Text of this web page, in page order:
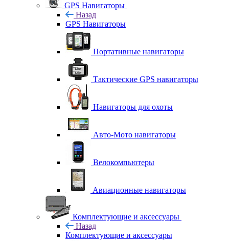
GPS Навигаторы
Назад
GPS Навигаторы
Портативные навигаторы
Тактические GPS навигаторы
Навигаторы для охоты
Авто-Мото навигаторы
Велокомпьютеры
Авиационные навигаторы
Комплектующие и аксессуары
Назад
Комплектующие и аксессуары